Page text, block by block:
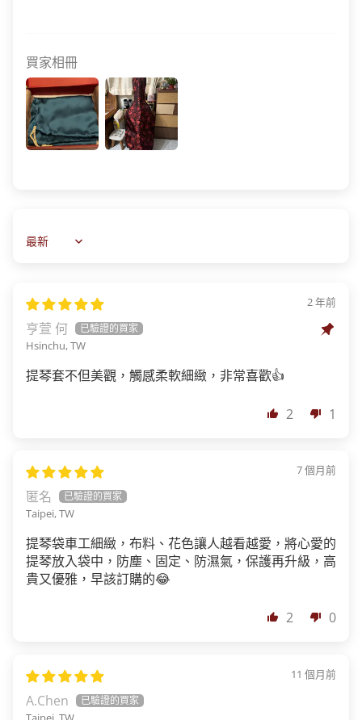
買家相冊
Sort by
2 年前
亨萱 何
Hsinchu, TW
提琴套不但美觀，觸感柔軟細緻，非常喜歡👍
2 1
7 個月前
匿名
Taipei, TW
提琴袋車工細緻，布料、花色讓人越看越愛，將心愛的
提琴放入袋中，防塵、固定、防濕氣，保護再升級，高
貴又優雅，早該訂購的😂
2 0
11 個月前
A.Chen